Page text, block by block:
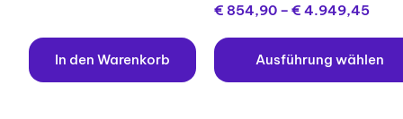
In den Warenkorb
€ 854,90 – € 4.949,45
Ausführung wählen